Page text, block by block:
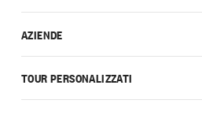
AZIENDE
TOUR PERSONALIZZATI